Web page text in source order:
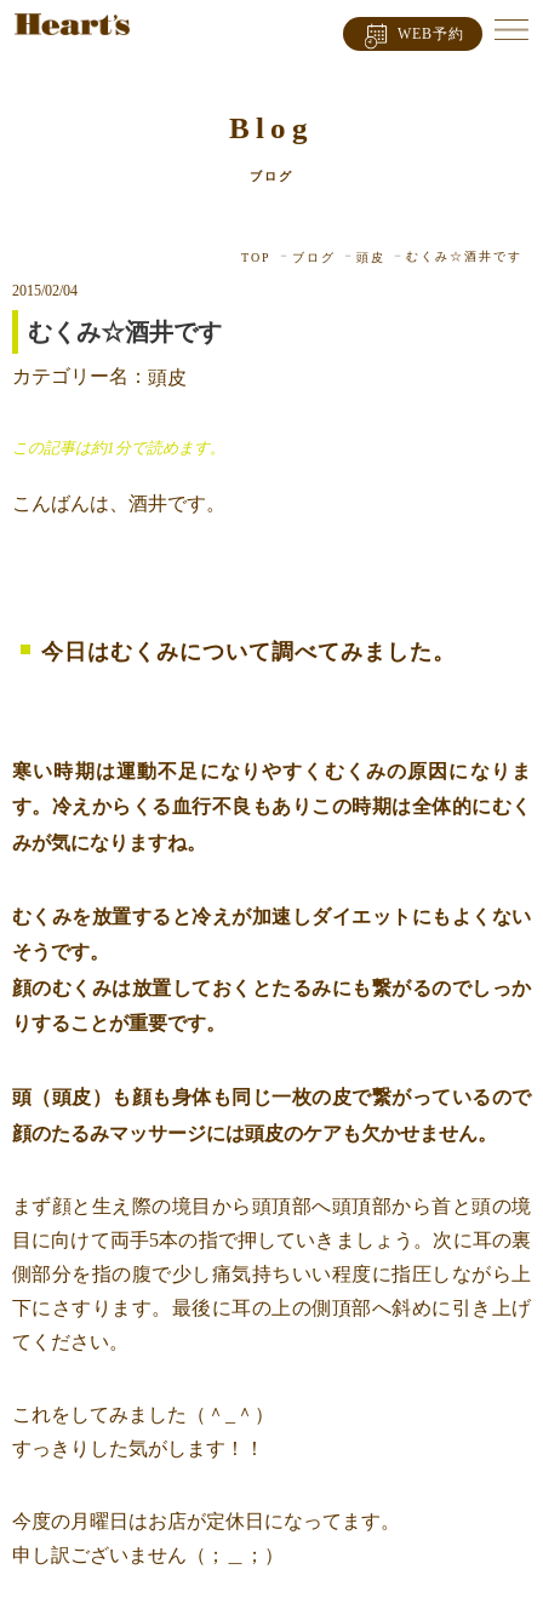
Blog
ブログ
TOP ブログ 頭皮 むくみ☆酒井です
WEB予約
2015/02/04
むくみ☆酒井です
カテゴリー名： 頭皮
この記事は約1分で読めます。
こんばんは、酒井です。
今日はむくみについて調べてみました。
寒い時期は運動不足になりやすくむくみの原因になりま
す。冷えからくる血行不良もありこの時期は全体的にむく
みが気になりますね。
むくみを放置すると冷えが加速しダイエットにもよくない
そうです。
顔のむくみは放置しておくとたるみにも繋がるのでしっか
りすることが重要です。
頭（頭皮）も顔も身体も同じ一枚の皮で繋がっているので
顔のたるみマッサージには頭皮のケアも欠かせません。
まず顔と生え際の境目から頭頂部へ頭頂部から首と頭の境
目に向けて両手5本の指で押していきましょう。次に耳の裏
側部分を指の腹で少し痛気持ちいい程度に指圧しながら上
下にさすります。最後に耳の上の側頂部へ斜めに引き上げ
てください。
これをしてみました（＾_＾）
すっきりした気がします！！
今度の月曜日はお店が定休日になってます。
申し訳ございません（；＿；）